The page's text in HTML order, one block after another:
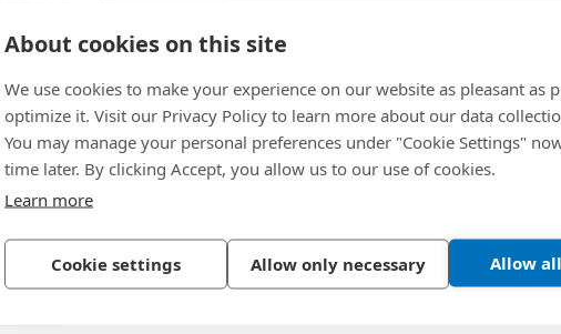
About cookies on this site
We use cookies to make your experience on our website as pleasant as
optimize it. Visit our Privacy Policy to learn more about our data
You may manage your personal preferences under "Cookie Settings"
time later. By clicking Accept, you allow us to our use of cookies.
Learn more
Cookie settings Allow only necessary Allow
選擇產品規格